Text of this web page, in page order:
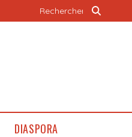
DIASPORA